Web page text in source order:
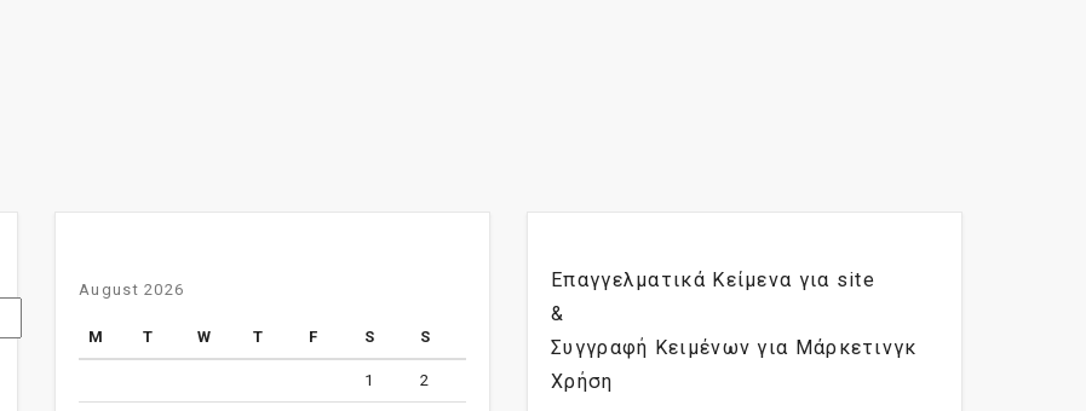
August 2026
M T W T F S S
1 2
Επαγγελματικά Κείμενα για site
&
Συγγραφή Κειμένων για Μάρκετινγκ
Χρήση